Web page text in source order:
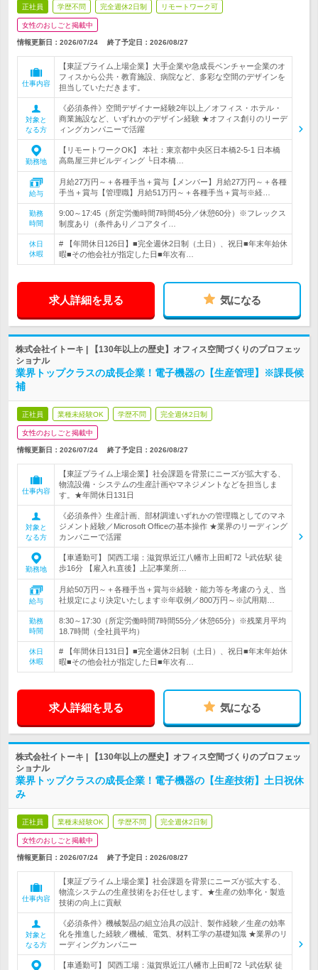
正社員 学歴不問 完全週休2日制 リモートワーク可
女性のおしごと掲載中
情報更新日：2026/07/24 終了予定日： 2026/08/27
仕事内容
【東証プライム上場企業】大手企業や急成長ベンチャー企業のオ
フィスから公共・教育施設、病院など、多彩な空間のデザインを
担当していただきます。
対象と
なる方
《必須条件》空間デザイナー経験2年以上／オフィス・ホテル・
商業施設など、いずれかのデザイン経験 ★オフィス創りのリーデ
ィングカンパニーで活躍
勤務地
【リモートワークOK】 本社：東京都中央区日本橋2-5-1 日本橋
高島屋三井ビルディング └日本橋…
給与
月給27万円～＋各種手当＋賞与【メンバー】月給27万円～＋各種
手当＋賞与【管理職】月給51万円～＋各種手当＋賞与※経…
勤務
時間
9:00～17:45（所定労働時間7時間45分／休憩60分）※フレックス
制度あり（条件あり／コアタイ…
休日
休暇
# 【年間休日126日】■完全週休2日制（土日）、祝日■年末年始休
暇■その他会社が指定した日■年次有…
求人詳細を見る 気になる
株式会社イトーキ | 【130年以上の歴史】オフィス空間づくりのプロフェッ
ショナル
業界トップクラスの成長企業！電子機器の【生産管理】※課長候
補
正社員 業種未経験OK 学歴不問 完全週休2日制
女性のおしごと掲載中
情報更新日：2026/07/24 終了予定日： 2026/08/27
仕事内容
【東証プライム上場企業】社会課題を背景にニーズが拡大する、
物流設備・システムの生産計画やマネジメントなどを担当しま
す。★年間休日131日
対象と
なる方
《必須条件》生産計画、部材調達いずれかの管理職としてのマネ
ジメント経験／Microsoft Officeの基本操作 ★業界のリーディング
カンパニーで活躍
勤務地
【車通勤可】 関西工場：滋賀県近江八幡市上田町72 └武佐駅 徒
歩16分 【雇入れ直後】上記事業所…
給与
月給50万円～＋各種手当＋賞与※経験・能力等を考慮のうえ、当
社規定により決定いたします※年収例／800万円～※試用期…
勤務
時間
8:30～17:30（所定労働時間7時間55分／休憩65分）※残業月平均
18.7時間（全社員平均）
休日
休暇
# 【年間休日131日】■完全週休2日制（土日）、祝日■年末年始休
暇■その他会社が指定した日■年次有…
求人詳細を見る 気になる
株式会社イトーキ | 【130年以上の歴史】オフィス空間づくりのプロフェッ
ショナル
業界トップクラスの成長企業！電子機器の【生産技術】土日祝休
み
正社員 業種未経験OK 学歴不問 完全週休2日制
女性のおしごと掲載中
情報更新日：2026/07/24 終了予定日： 2026/08/27
仕事内容
【東証プライム上場企業】社会課題を背景にニーズが拡大する、
物流システムの生産技術をお任せします。★生産の効率化・製造
技術の向上に貢献
対象と
なる方
《必須条件》機械製品の組立治具の設計、製作経験／生産の効率
化を推進した経験／機械、電気、材料工学の基礎知識 ★業界のリ
ーディングカンパニー
【車通勤可】 関西工場：滋賀県近江八幡市上田町72 └武佐駅 徒